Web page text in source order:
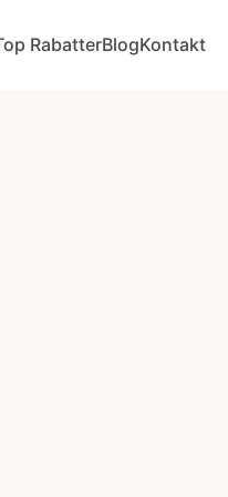
RabatterBlogKontakt